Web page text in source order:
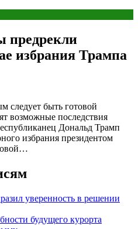
предрекли
избрания Трампа
следует быть готовой
возможные последствия
Дональд Трамп
избрания президентом
уверенность в решении
будущего курорта